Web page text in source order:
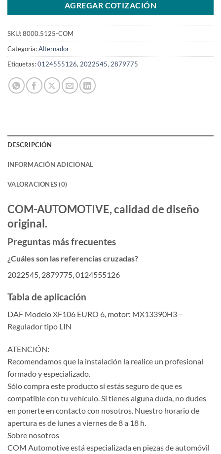
AGREGAR COTIZACIÓN
SKU:8000.5125-COM
Categoría:Alternador
Etiquetas:0124555126, 2022545, 2879775
DESCRIPCIÓN
INFORMACIÓN ADICIONAL
VALORACIONES (0)
COM-AUTOMOTIVE, calidad de diseño
original.
Preguntas más frecuentes
¿Cuáles son las referencias cruzadas?
2022545, 2879775, 0124555126
Tabla de aplicación
DAF Modelo XF106 EURO 6, motor: MX13390H3 –
Regulador tipo LIN
ATENCIÓN:
Recomendamos que la instalación la realice un profesional
formado y especializado.
Sólo compra este producto si estás seguro de que es
compatible con tu vehículo. Si tienes alguna duda, no dudes
en ponerte en contacto con nosotros. Nuestro horario de
apertura es de lunes a viernes de 8 a 18 h.
Sobre nosotros
COM Automotive está especializada en piezas de automóvil